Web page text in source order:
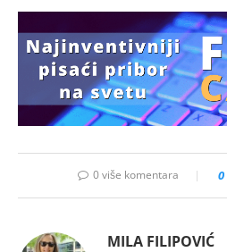
0 više komentara 0
MILA FILIPOVIĆ